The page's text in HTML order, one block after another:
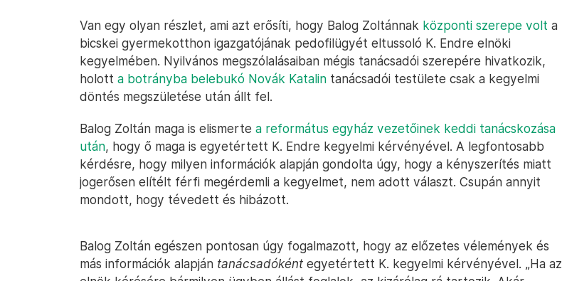
Van egy olyan részlet, ami azt erősíti, hogy Balog Zoltánnak központi szerepe volt a
bicskei gyermekotthon igazgatójának pedofilügyét eltussoló K. Endre elnöki
kegyelmében. Nyilvános megszólalásaiban mégis tanácsadói szerepére hivatkozik,
holott a botrányba belebukó Novák Katalin tanácsadói testülete csak a kegyelmi
döntés megszületése után állt fel.
Balog Zoltán maga is elismerte a református egyház vezetőinek keddi tanácskozása
után, hogy ő maga is egyetértett K. Endre kegyelmi kérvényével. A legfontosabb
kérdésre, hogy milyen információk alapján gondolta úgy, hogy a kényszerítés miatt
jogerősen elítélt férfi megérdemli a kegyelmet, nem adott választ. Csupán annyit
mondott, hogy tévedett és hibázott.
Balog Zoltán egészen pontosan úgy fogalmazott, hogy az előzetes vélemények és
más információk alapján tanácsadóként egyetértett K. kegyelmi kérvényével. „Ha az